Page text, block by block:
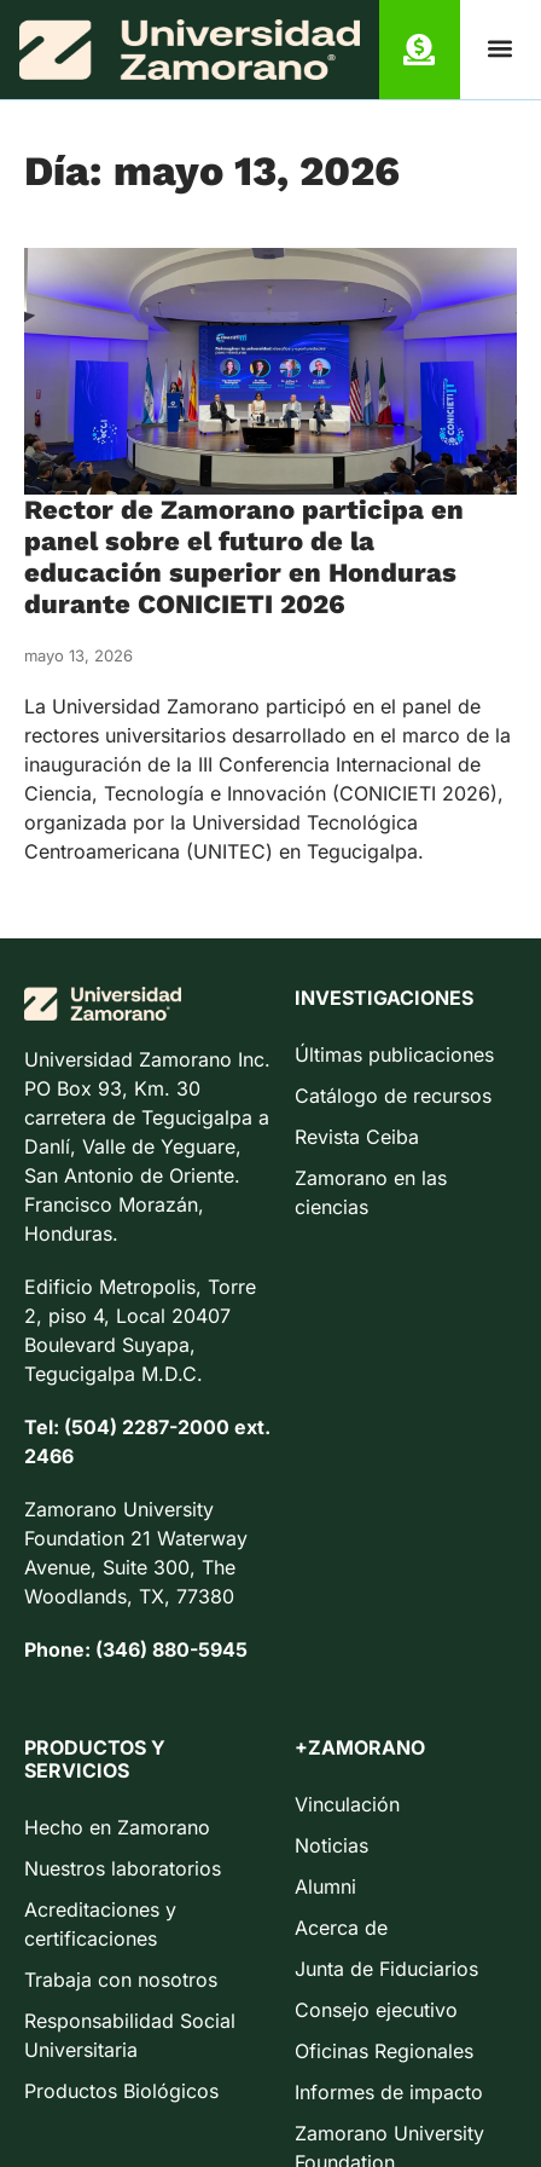
Día: mayo 13, 2026
Rector de Zamorano participa en
panel sobre el futuro de la
educación superior en Honduras
durante CONICIETI 2026
mayo 13, 2026
La Universidad Zamorano participó en el panel de
rectores universitarios desarrollado en el marco de la
inauguración de la III Conferencia Internacional de
Ciencia, Tecnología e Innovación (CONICIETI 2026),
organizada por la Universidad Tecnológica
Centroamericana (UNITEC) en Tegucigalpa.
Universidad Zamorano Inc.
PO Box 93, Km. 30
carretera de Tegucigalpa a
Danlí, Valle de Yeguare,
San Antonio de Oriente.
Francisco Morazán,
Honduras.
Edificio Metropolis, Torre
2, piso 4, Local 20407
Boulevard Suyapa,
Tegucigalpa M.D.C.
Tel: (504) 2287-2000 ext.
2466
Zamorano University
Foundation 21 Waterway
Avenue, Suite 300, The
Woodlands, TX, 77380
Phone: (346) 880-5945
INVESTIGACIONES
Últimas publicaciones
Catálogo de recursos
Revista Ceiba
Zamorano en las
ciencias
PRODUCTOS Y
SERVICIOS
Hecho en Zamorano
Nuestros laboratorios
Acreditaciones y
certificaciones
Trabaja con nosotros
Responsabilidad Social
Universitaria
Productos Biológicos
+ZAMORANO
Vinculación
Noticias
Alumni
Acerca de
Junta de Fiduciarios
Consejo ejecutivo
Oficinas Regionales
Informes de impacto
Zamorano University
Foundation